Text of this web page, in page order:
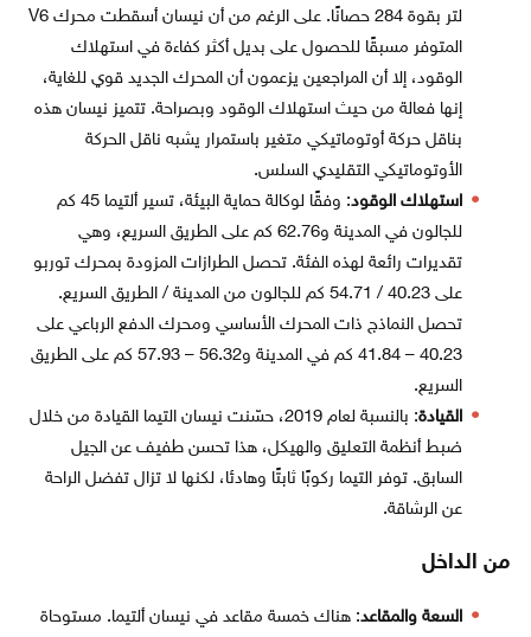
لتر بقوة 284 حصانًا. على الرغم من أن نيسان أسقطت محرك V6
المتوفر مسبقًا للحصول على بديل أكثر كفاءة في استهلاك
الوقود، إلا أن المراجعين يزعمون أن المحرك الجديد قوي للغاية،
إنها فعالة من حيث استهلاك الوقود وبصراحة. تتميز نيسان هذه
بناقل حركة أوتوماتيكي متغير باستمرار يشبه ناقل الحركة
الأوتوماتيكي التقليدي السلس.
استهلاك الوقود
: وفقًا لوكالة حماية البيئة، تسير ألتيما 45 كم
للجالون في المدينة و62.76 كم على الطريق السريع، وهي
تقديرات رائعة لهذه الفئة. تحصل الطرازات المزودة بمحرك توربو
على 40.23 / 54.71 كم للجالون من المدينة / الطريق السريع.
تحصل النماذج ذات المحرك الأساسي ومحرك الدفع الرباعي على
40.23 – 41.84 كم في المدينة و56.32 – 57.93 كم على الطريق
السريع.
القيادة
: بالنسبة لعام 2019، حسّنت نيسان التيما القيادة من خلال
ضبط أنظمة التعليق والهيكل، هذا تحسن طفيف عن الجيل
السابق. توفر التيما ركوبًا ثابتًا وهادئا، لكنها لا تزال تفضل الراحة
عن الرشاقة.
من الداخل
السعة والمقاعد: هناك خمسة مقاعد في نيسان ألتيما. مستوحاة